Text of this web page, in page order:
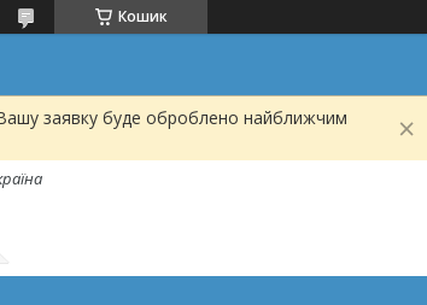
Кошик
заявку буде оброблено найближчим